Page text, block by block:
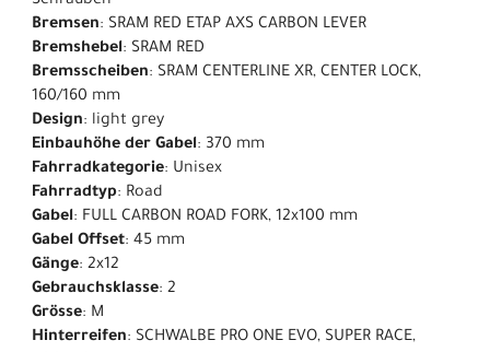
Bremsen: SRAM RED ETAP AXS CARBON LEVER
Bremshebel: SRAM RED
Bremsscheiben: SRAM CENTERLINE XR, CENTER LOCK,
160/160 mm
Design: light grey
Einbauhöhe der Gabel: 370 mm
Fahrradkategorie: Unisex
Fahrradtyp: Road
Gabel: FULL CARBON ROAD FORK, 12x100 mm
Gabel Offset: 45 mm
Gänge: 2x12
Gebrauchsklasse: 2
Grösse: M
Hinterreifen: SCHWALBE PRO ONE EVO, SUPER RACE,